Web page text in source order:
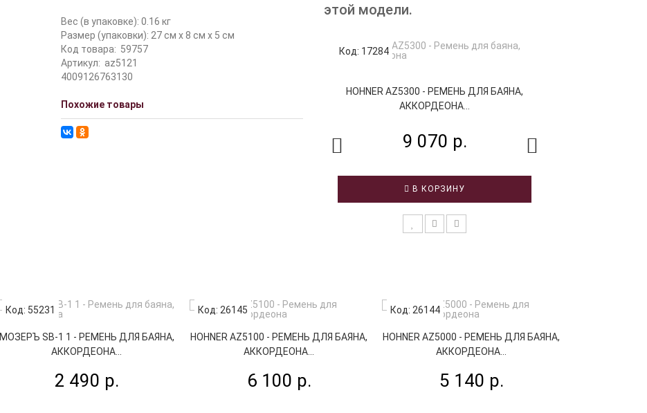
Вес (в упаковке): 0.16 кг
Размер (упаковки): 27 см x 8 см x 5 см
Код товара: 59757
Артикул: az5121
4009126763130
Похожие товары
этой модели.
Код: 17284
HOHNER AZ5300 - РЕМЕНЬ ДЛЯ БАЯНА,
АККОРДЕОНА...
9 070 р.
В КОРЗИНУ
Код: 55231
МОЗЕРЪ SB-1 1 - РЕМЕНЬ ДЛЯ БАЯНА,
АККОРДЕОНА...
2 490 р.
Код: 26145
HOHNER AZ5100 - РЕМЕНЬ ДЛЯ БАЯНА,
АККОРДЕОНА...
6 100 р.
Код: 26144
HOHNER AZ5000 - РЕМЕНЬ ДЛЯ БАЯНА,
АККОРДЕОНА...
5 140 р.